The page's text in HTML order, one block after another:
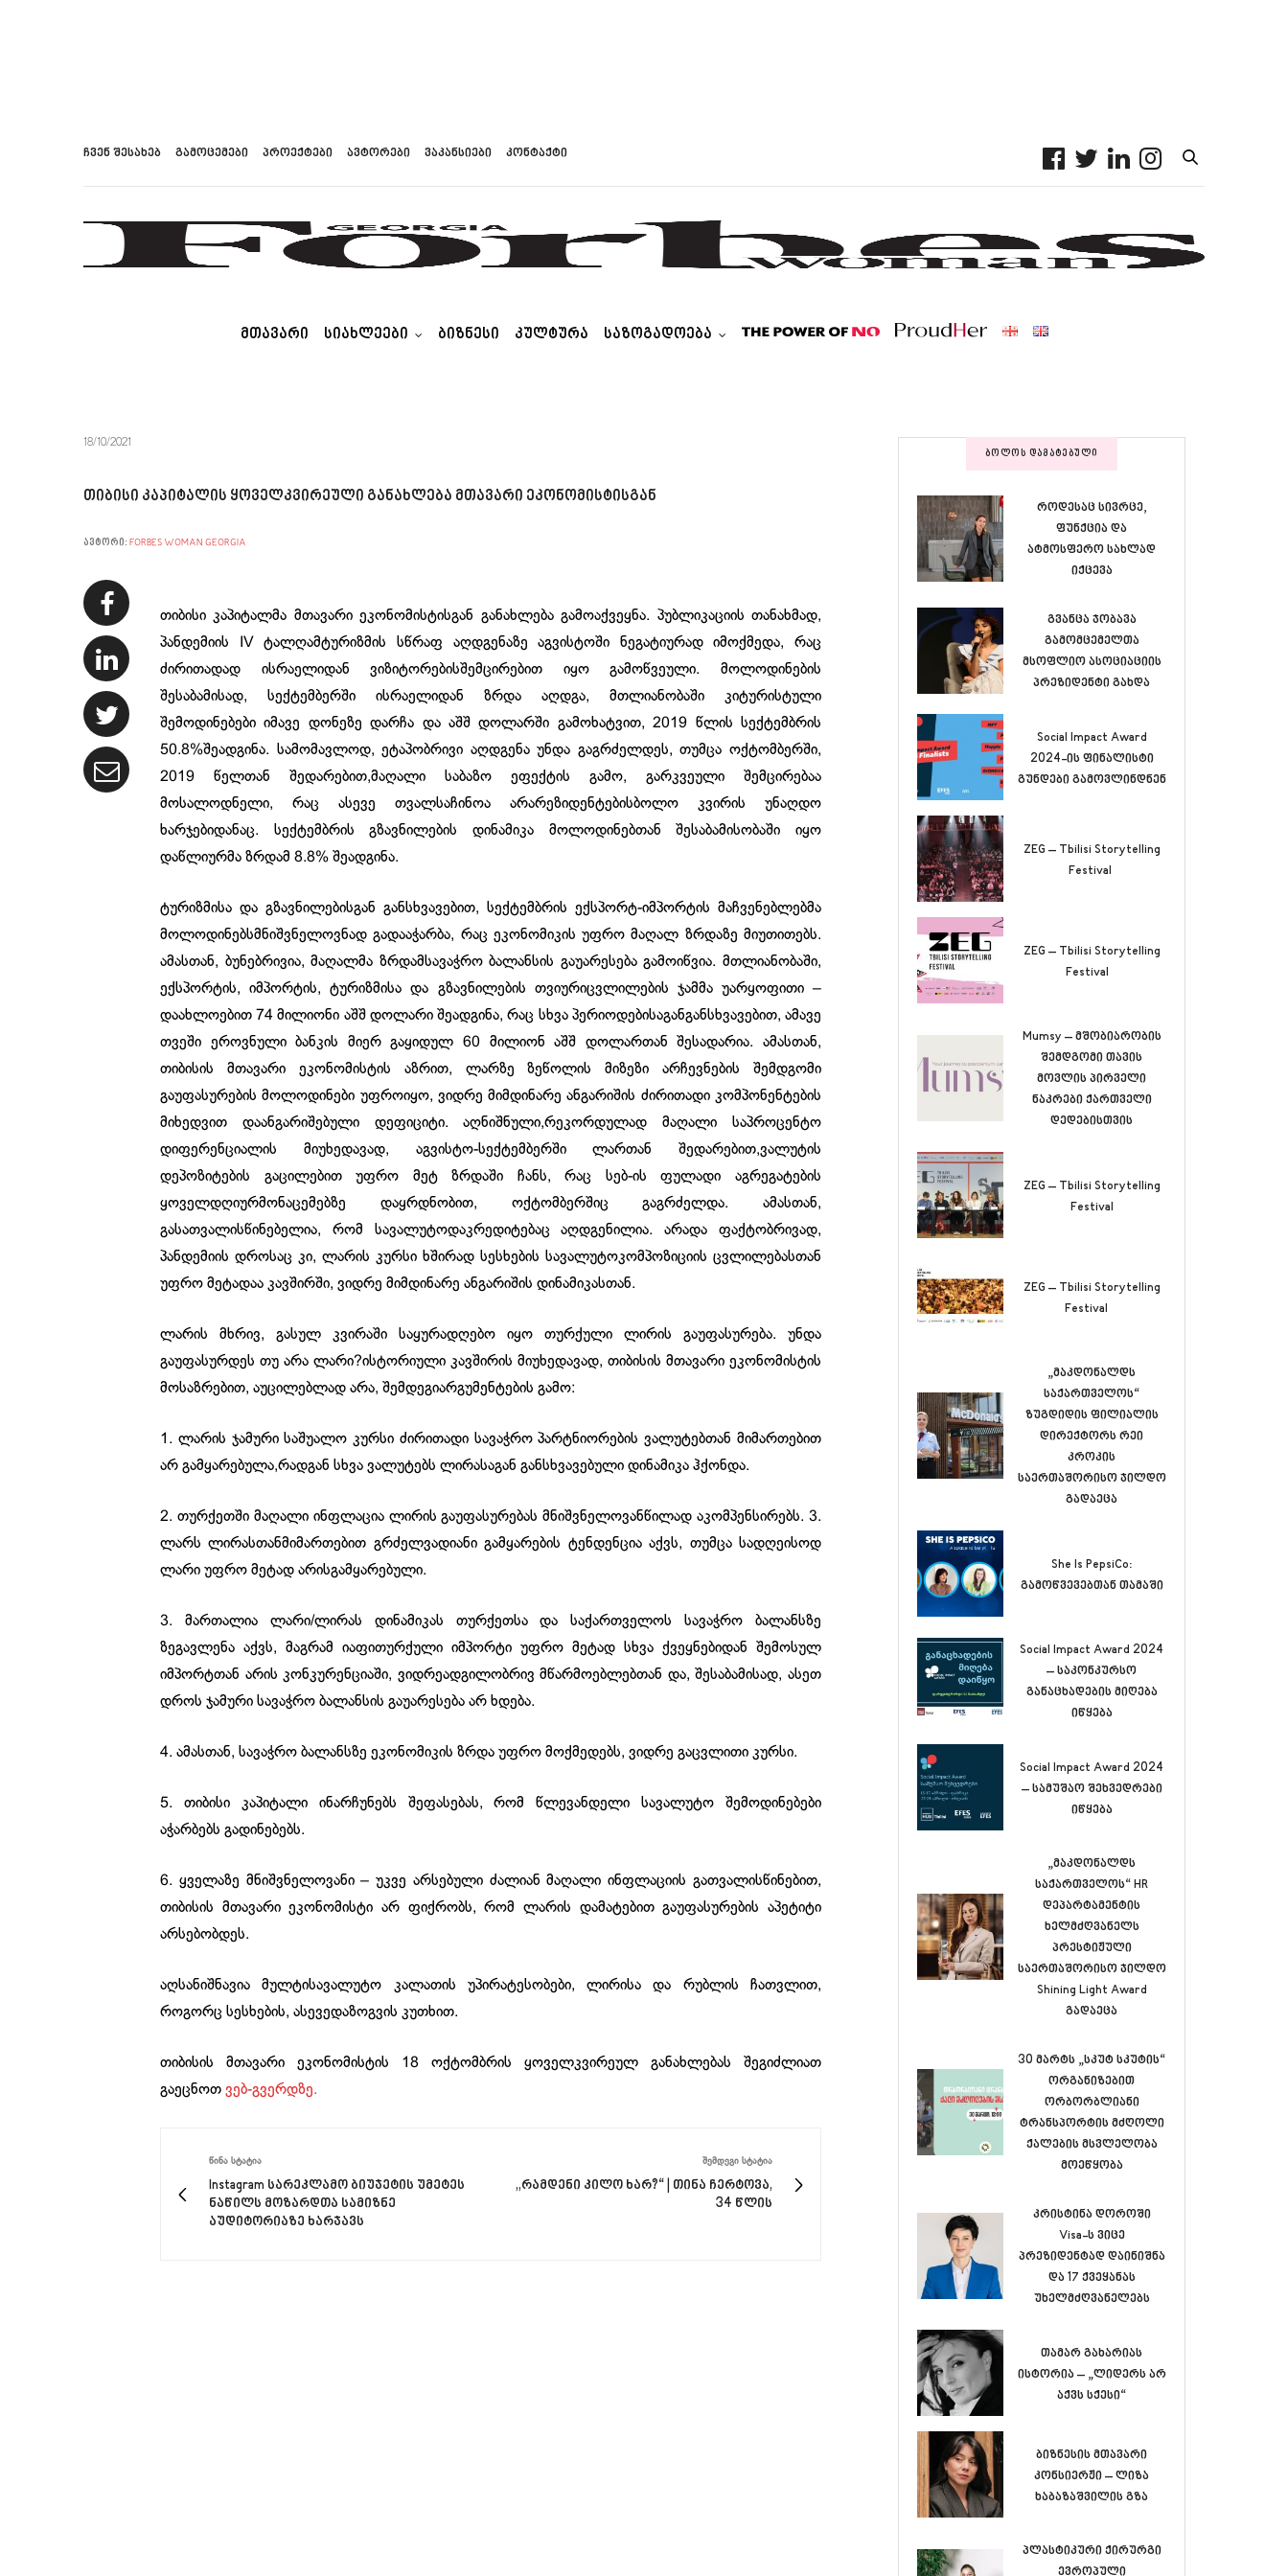
ჩვენ შესახებ გამოცემები პროექტები ავტორები ვაკანსიები კონტაქტი
ᲛᲗᲐᲕᲐᲠᲘ ᲡᲘᲐᲮᲚᲔᲔᲑᲘ ᲑᲘᲖᲜᲔᲡᲘ ᲙᲣᲚᲢᲣᲠᲐ ᲡᲐᲖᲝᲒᲐᲓᲝᲔᲑᲐ
18/10/2021
თიბისი კაპიტალის ყოველკვირეული განახლება მთავარი ეკონომისტისგან
ავტორი: FORBES WOMAN GEORGIA
თიბისი კაპიტალმა მთავარი ეკონომისტისგან განახლება გამოაქვეყნა. პუბლიკაციის თანახმად,
პანდემიის IV ტალღამტურიზმის სწრაფ აღდგენაზე აგვისტოში ნეგატიურად იმოქმედა, რაც
ძირითადად ისრაელიდან ვიზიტორებისშემცირებით იყო გამოწვეული. მოლოდინების
შესაბამისად, სექტემბერში ისრაელიდან ზრდა აღდგა, მთლიანობაში კიტურისტული
შემოდინებები იმავე დონეზე დარჩა და აშშ დოლარში გამოხატვით, 2019 წლის სექტემბრის
50.8%შეადგინა. სამომავლოდ, ეტაპობრივი აღდგენა უნდა გაგრძელდეს, თუმცა ოქტომბერში,
2019 წელთან შედარებით,მაღალი საბაზო ეფექტის გამო, გარკვეული შემცირებაა
მოსალოდნელი, რაც ასევე თვალსაჩინოა არარეზიდენტებისბოლო კვირის უნაღდო
ხარჯებიდანაც. სექტემბრის გზავნილების დინამიკა მოლოდინებთან შესაბამისობაში იყო
დაწლიურმა ზრდამ 8.8% შეადგინა.
ტურიზმისა და გზავნილებისგან განსხვავებით, სექტემბრის ექსპორტ-იმპორტის მაჩვენებლებმა
მოლოდინებსმნიშვნელოვნად გადააჭარბა, რაც ეკონომიკის უფრო მაღალ ზრდაზე მიუთითებს.
ამასთან, ბუნებრივია, მაღალმა ზრდამსავაჭრო ბალანსის გაუარესება გამოიწვია. მთლიანობაში,
ექსპორტის, იმპორტის, ტურიზმისა და გზავნილების თვიურიცვლილების ჯამმა უარყოფითი –
დაახლოებით 74 მილიონი აშშ დოლარი შეადგინა, რაც სხვა პერიოდებისაგანგანსხვავებით, ამავე
თვეში ეროვნული ბანკის მიერ გაყიდულ 60 მილიონ აშშ დოლართან შესადარია. ამასთან,
თიბისის მთავარი ეკონომისტის აზრით, ლარზე ზეწოლის მიზეზი არჩევნების შემდგომი
გაუფასურების მოლოდინები უფროიყო, ვიდრე მიმდინარე ანგარიშის ძირითადი კომპონენტების
მიხედვით დაანგარიშებული დეფიციტი. აღნიშნული,რეკორდულად მაღალი საპროცენტო
დიფერენციალის მიუხედავად, აგვისტო-სექტემბერში ლართან შედარებით,ვალუტის
დეპოზიტების გაცილებით უფრო მეტ ზრდაში ჩანს, რაც სებ-ის ფულადი აგრეგატების
ყოველდღიურმონაცემებზე დაყრდნობით, ოქტომბერშიც გაგრძელდა. ამასთან,
გასათვალისწინებელია, რომ სავალუტოდაკრედიტებაც აღდგენილია. არადა ფაქტობრივად,
პანდემიის დროსაც კი, ლარის კურსი ხშირად სესხების სავალუტოკომპოზიციის ცვლილებასთან
უფრო მეტადაა კავშირში, ვიდრე მიმდინარე ანგარიშის დინამიკასთან.
ლარის მხრივ, გასულ კვირაში საყურადღებო იყო თურქული ლირის გაუფასურება. უნდა
გაუფასურდეს თუ არა ლარი?ისტორიული კავშირის მიუხედავად, თიბისის მთავარი ეკონომისტის
მოსაზრებით, აუცილებლად არა, შემდეგიარგუმენტების გამო:
1. ლარის ჯამური საშუალო კურსი ძირითადი სავაჭრო პარტნიორების ვალუტებთან მიმართებით
არ გამყარებულა,რადგან სხვა ვალუტებს ლირასაგან განსხვავებული დინამიკა ჰქონდა.
2. თურქეთში მაღალი ინფლაცია ლირის გაუფასურებას მნიშვნელოვანწილად აკომპენსირებს. 3.
ლარს ლირასთანმიმართებით გრძელვადიანი გამყარების ტენდენცია აქვს, თუმცა სადღეისოდ
ლარი უფრო მეტად არისგამყარებული.
3. მართალია ლარი/ლირას დინამიკას თურქეთსა და საქართველოს სავაჭრო ბალანსზე
ზეგავლენა აქვს, მაგრამ იაფითურქული იმპორტი უფრო მეტად სხვა ქვეყნებიდან შემოსულ
იმპორტთან არის კონკურენციაში, ვიდრეადგილობრივ მწარმოებლებთან და, შესაბამისად, ასეთ
დროს ჯამური სავაჭრო ბალანსის გაუარესება არ ხდება.
4. ამასთან, სავაჭრო ბალანსზე ეკონომიკის ზრდა უფრო მოქმედებს, ვიდრე გაცვლითი კურსი.
5. თიბისი კაპიტალი ინარჩუნებს შეფასებას, რომ წლევანდელი სავალუტო შემოდინებები
აჭარბებს გადინებებს.
6. ყველაზე მნიშვნელოვანი – უკვე არსებული ძალიან მაღალი ინფლაციის გათვალისწინებით,
თიბისის მთავარი ეკონომისტი არ ფიქრობს, რომ ლარის დამატებით გაუფასურების აპეტიტი
არსებობდეს.
აღსანიშნავია მულტისავალუტო კალათის უპირატესობები, ლირისა და რუბლის ჩათვლით,
როგორც სესხების, ასევედაზოგვის კუთხით.
თიბისის მთავარი ეკონომისტის 18 ოქტომბრის ყოველკვირეულ განახლებას შეგიძლიათ
გაეცნოთ ვებ-გვერდზე.
ᲬᲘᲜᲐ ᲡᲢᲐᲢᲘᲐ
Instagram სარეკლამო ბიუჯეტის უმეტეს
ნაწილს მოზარდთა სამიზნე
აუდიტორიაზე ხარჯავს
ᲨᲔᲛᲓᲔᲒᲘ ᲡᲢᲐᲢᲘᲐ
„რამდენი კილო ხარ?“ | თინა ჩერტოვა,
34 წლის
ᲑᲝᲚᲝᲡ ᲓᲐᲛᲐᲢᲔᲑᲣᲚᲘ
როდესაც სივრცე,
ფუნქცია და
ატმოსფერო სახლად
იქცევა
გვანცა ჯობავა
გამომცემელთა
მსოფლიო ასოციაციის
პრეზიდენტი გახდა
Social Impact Award
2024-ის ფინალისტი
გუნდები გამოვლინდნენ
ZEG – Tbilisi Storytelling
Festival
ZEG – Tbilisi Storytelling
Festival
Mumsy – მშობიარობის
შემდგომი თავის
მოვლის პირველი
ნაკრები ქართველი
დედებისთვის
ZEG – Tbilisi Storytelling
Festival
ZEG – Tbilisi Storytelling
Festival
„მაკდონალდს
საქართველოს“
ზუგდიდის ფილიალის
დირექტორს რეი
კროკის
საერთაშორისო ჯილდო
გადაეცა
She Is PepsiCo:
გამოწვევებთან თამაში
Social Impact Award 2024
– საკონკურსო
განაცხადების მიღება
იწყება
Social Impact Award 2024
– სამუშაო შეხვედრები
იწყება
„მაკდონალდს
საქართველოს“ HR
დეპარტამენტის
ხელმძღვანელს
პრესტიჟული
საერთაშორისო ჯილდო
Shining Light Award
გადაეცა
30 მარტს „სკუტ სკუტის“
ორგანიზებით
ორბორბლიანი
ტრანსპორტის მძღოლი
ქალების მსვლელობა
მოეწყობა
კრისტინა დოროში
Visa-ს ვიცე
პრეზიდენტად დაინიშნა
და 17 ქვეყანას
უხელმძღვანელებს
თამარ გახარიას
ისტორია – „ლიდერს არ
აქვს სქესი“
ბიზნესის მთავარი
კონსიერჟი – ლიზა
ხაბაზაშვილის გზა
პლასტიკური ქირურგი
ევროპული